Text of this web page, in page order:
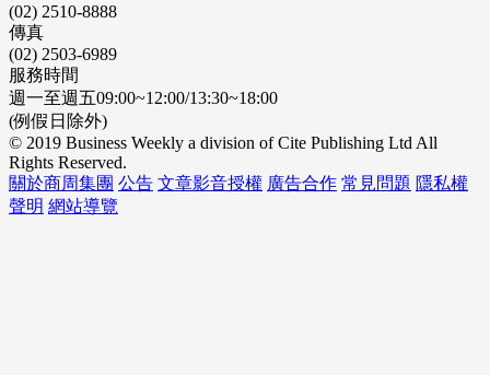
(02) 2510-8888
傳真
(02) 2503-6989
服務時間
週一至週五09:00~12:00/13:30~18:00
(例假日除外)
© 2019 Business Weekly a division of Cite Publishing Ltd All
Rights Reserved.
關於商周集團 公告 文章影音授權 廣告合作 常見問題 隱私權
聲明 網站導覽